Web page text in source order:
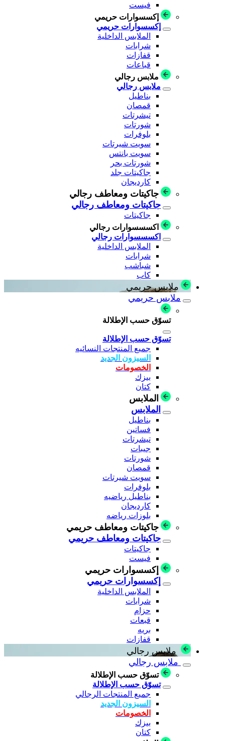
فيست
إكسسوارات حريمي
إكسسوارات حريمي
الملابس الداخلية
شرابات
قفازات
قباعات
ملابس رجالي
ملابس رجالي
بناطيل
قمصان
تيشرتات
شورتات
بلوفرات
سويت شيرتات
سويت بانتس
شورتات بحر
جاكيتات جلد
كارديجان
جاكيتات ومعاطف رجالي
جاكيتات ومعاطف رجالي
جاكيتات
اكسسسوارات رجالي
اكسسسوارات رجالي
الملابس الداخلية
شرابات
شباشب
كاب
ملابس حريمي
ملابس حريمي
تسوّق حسب الإطلالة
تسوّق حسب الإطلالة
جميع المنتجات النسائيه
السيزون الجديد
الخصومات
بيزك
كتان
الملابس
الملابس
بناطيل
فساتين
تيشرتات
جيبات
شورتات
قمصان
سويت شيرتات
بلوفرات
بناطيل رياضيه
كارديجان
بلوزات رياضه
جاكيتات ومعاطف حريمي
جاكيتات ومعاطف حريمي
جاكيتات
فيست
إكسسوارات حريمي
إكسسوارات حريمي
الملابس الداخلية
شرابات
حزام
قبعات
بريه
قفازات
ملابس رجالي
ملابس رجالي
تسوّق حسب الإطلالة
تسوّق حسب الإطلالة
جميع المنتجات الرجالي
السيزون الجديد
الخصومات
بيزك
كتان